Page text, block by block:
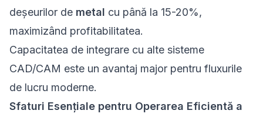
deșeurilor de metal cu până la 15-20%,
maximizând profitabilitatea.
Capacitatea de integrare cu alte sisteme
CAD/CAM este un avantaj major pentru fluxurile
de lucru moderne.
Sfaturi Esențiale pentru Operarea Eficientă a